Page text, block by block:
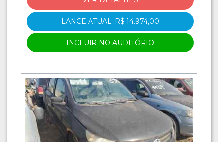
LANCE ATUAL: R$ 14.974,00
INCLUIR NO AUDITÓRIO